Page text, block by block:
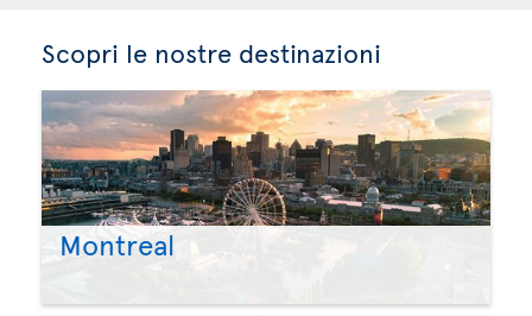
Scopri le nostre destinazioni
Montreal